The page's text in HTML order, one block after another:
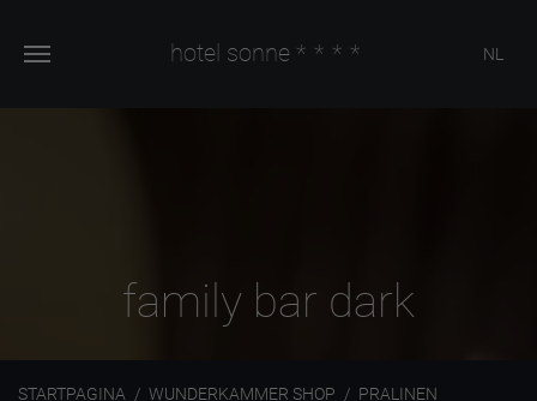
hotel sonne **** NL
family bar dark
STARTPAGINA WUNDERKAMMER SHOP PRALINEN